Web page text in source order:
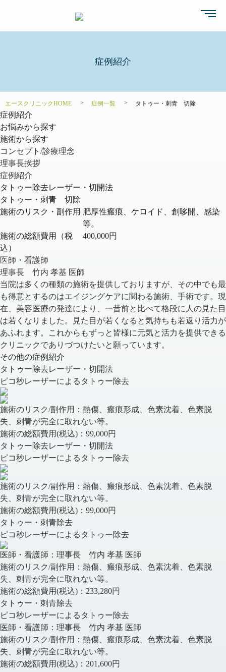
症例紹介
エースクリニックHOME 症例一覧 タトゥー・刺青 切除
症例紹介
お悩みから探す
施術から探す
コンセプト/診療理念
理事長挨拶
症例紹介
タトゥー除去レーザー・切開法
タトゥー・刺青 切除
施術のリスク・副作用 肥厚性瘢痕、ケロイド、創哆開、感染
等。
施術の総額費用（税
込）
400,000円
医師・看護師
理事長 竹内 孝基 医師
当院は多くの種類の施術を提供しておりますが、その中でも最
も得意とするのはエイジングケアに関わる施術、手術です。現
在、美容医療の発達により、一昔前と比べて格段に人の見た目
は若くなりました。見た目が若くなると気持ちも若返り活力が
あふれます。これからもずっと皆様に元気と活力を提供できる
クリニックでありづつけたいと願っています。
その他の症例紹介
タトゥー除去レーザー・切開法
ピコ秒レーザーによるタトゥー除去
施術のリスク/副作用： 熱傷、瘢痕形成、色素沈着、色素脱
失、刺青が完全に取れない等。
施術の総額費用(税込)： 99,000円
タトゥー除去レーザー・切開法
ピコ秒レーザーによるタトゥー除去
施術のリスク/副作用： 熱傷、瘢痕形成、色素沈着、色素脱
失、刺青が完全に取れない等。
施術の総額費用(税込)： 99,000円
タトゥー・刺青除去
ピコ秒レーザーによるタトゥー除去
医師・看護師： 理事長 竹内 孝基 医師
施術のリスク/副作用： 熱傷、瘢痕形成、色素沈着、色素脱
失、刺青が完全に取れない等。
施術の総額費用(税込)： 233,280円
タトゥー・刺青除去
ピコ秒レーザーによるタトゥー除去
医師・看護師： 理事長 竹内 孝基 医師
施術のリスク/副作用： 熱傷、瘢痕形成、色素沈着、色素脱
失、刺青が完全に取れない等。
施術の総額費用(税込)： 201,600円